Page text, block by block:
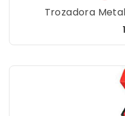
Trozadora